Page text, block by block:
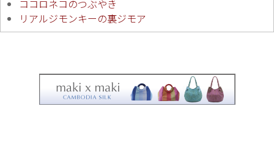
ココロネコのつぶやき
リアルジモンキーの裏ジモア